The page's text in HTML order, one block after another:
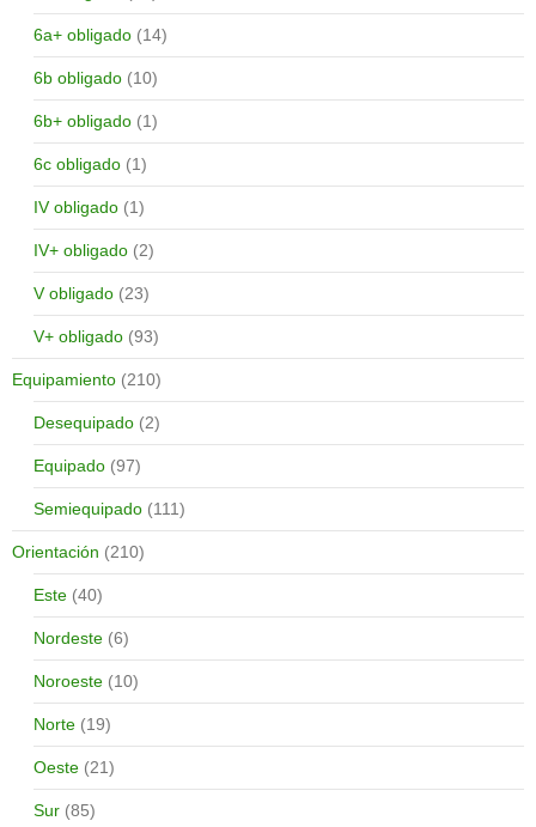
6a+ obligado (14)
6b obligado (10)
6b+ obligado (1)
6c obligado (1)
IV obligado (1)
IV+ obligado (2)
V obligado (23)
V+ obligado (93)
Equipamiento (210)
Desequipado (2)
Equipado (97)
Semiequipado (111)
Orientación (210)
Este (40)
Nordeste (6)
Noroeste (10)
Norte (19)
Oeste (21)
Sur (85)